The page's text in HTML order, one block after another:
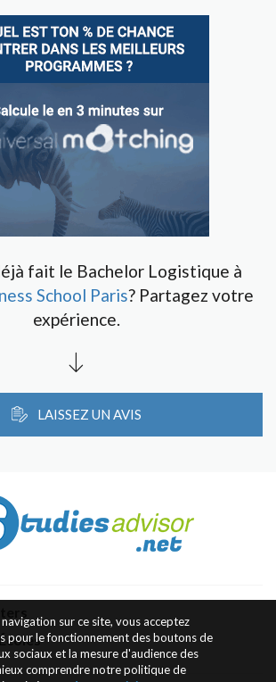
fait le Bachelor Logistique à
School Paris? Partagez votre
expérience.
LAISSEZ UN AVIS
sur ce site, vous acceptez
pour le fonctionnement des boutons de
sociaux et la mesure d'audience des
comprendre notre politique de